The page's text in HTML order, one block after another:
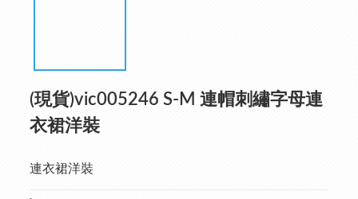
(現貨)vic005246 S-M 連帽刺繡字母連
衣裙洋裝
連衣裙洋裝